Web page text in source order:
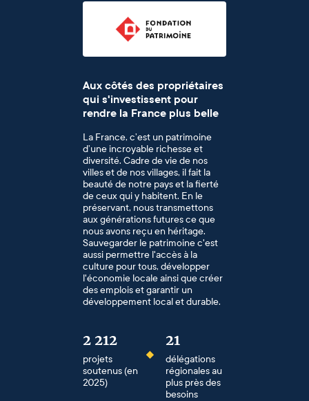
Aux côtés des propriétaires
qui s'investissent pour
rendre la France plus belle
La France, c’est un patrimoine
d’une incroyable richesse et
diversité. Cadre de vie de nos
villes et de nos villages, il fait la
beauté de notre pays et la fierté
de ceux qui y habitent. En le
préservant, nous transmettons
aux générations futures ce que
nous avons reçu en héritage.
Sauvegarder le patrimoine c'est
aussi permettre l'accès à la
culture pour tous, développer
l'économie locale ainsi que créer
des emplois et garantir un
développement local et durable.
2 212
projets
soutenus (en
2025)
21
délégations
régionales au
plus près des
besoins